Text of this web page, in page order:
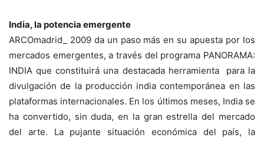
India, la potencia emergente
ARCOmadrid_ 2009 da un paso más en su apuesta por los
mercados emergentes, a través del programa PANORAMA:
INDIA que constituirá una destacada herramienta para la
divulgación de la producción india contemporánea en las
plataformas internacionales. En los últimos meses, India se
ha convertido, sin duda, en la gran estrella del mercado
del arte. La pujante situación económica del país, la